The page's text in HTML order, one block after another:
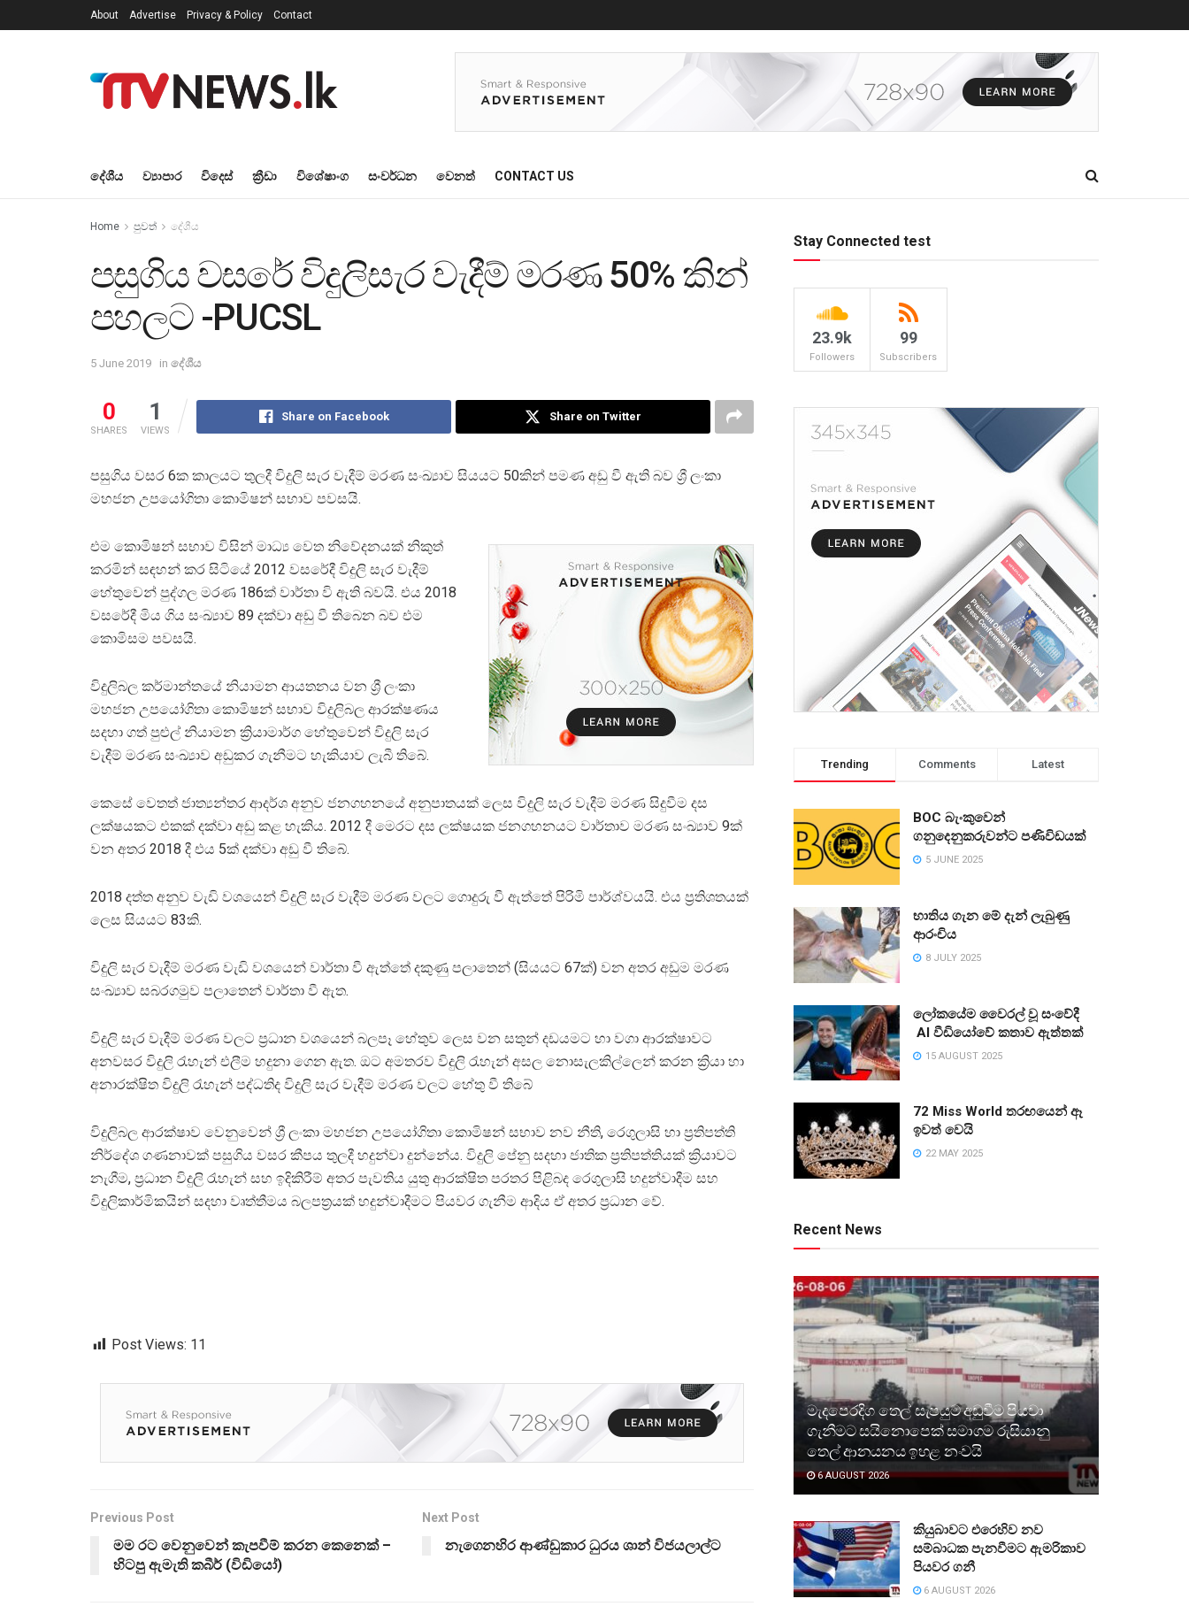
About Advertise Privacy & Policy Contact
දේශීය ව්‍යාපාර විදෙස් ක්‍රීඩා විශේෂාංග සංවර්ධන වෙනත් CONTACT US
Home පුවත් දේශීය
පසුගිය වසරේ විදුලිසැර වැදීම් මරණ 50% කින්
පහලට -PUCSL
5 June 2019 in දේශීය
0
SHARES
1
VIEWS
Share on Facebook Share on Twitter
පසුගිය වසර 6ක කාලයට තුලදී විදුලි සැර වැදීම් මරණ සංඛ්‍යාව සියයට 50කින් පමණ අඩු වී ඇති බව ශ්‍රී ලංකා
මහජන උපයෝගිතා කොමිෂන් සභාව පවසයි.
එම කොමිෂන් සභාව විසින් මාධ්‍ය වෙත නිවේදනයක් නිකුත්
කරමින් සඳහන් කර සිටියේ 2012 වසරේදී විදුලි සැර වැදීම්
හේතුවෙන් පුද්ගල මරණ 186ක් වාර්තා වි ඇති බවයි. එය 2018
වසරේදී මිය ගිය සංඛ්‍යාව 89 දක්වා අඩු වී තිබෙන බව එම
කොමිසම පවසයි.
විදුලිබල කර්මාන්තයේ නියාමන ආයතනය වන ශ්‍රී ලංකා
මහජන උපයෝගිතා කොමිෂන් සභාව විදුලිබල ආරක්ෂණය
සදහා ගත් පුළුල් නියාමන ක්‍රියාමාර්ග හේතුවෙන් විදුලි සැර
වැදීම් මරණ සංඛ්‍යාව අඩුකර ගැනීමට හැකියාව ලැබී තිබේ.
කෙසේ වෙතත් ජාත්‍යන්තර ආදර්ශ අනුව ජනගහනයේ අනුපාතයක් ලෙස විදුලි සැර වැදීම් මරණ සිදුවීම දස
ලක්ෂයකට එකක් දක්වා අඩු කළ හැකිය. 2012 දී මෙරට දස ලක්ෂයක ජනගහනයට වාර්තාව මරණ සංඛ්‍යාව 9ක්
වන අතර 2018 දී එය 5ක් දක්වා අඩු වී තිබේ.
2018 දත්ත අනුව වැඩි වශයෙන් විදුලි සැර වැදීම් මරණ වලට ගොදුරු වී ඇත්තේ පිරිමි පාර්ශ්වයයි. එය ප්‍රතිශතයක්
ලෙස සියයට 83කි.
විදුලි සැර වැදීම් මරණ වැඩි වශයෙන් වාර්තා වී ඇත්තේ දකුණු පලාතෙන් (සියයට 67ක්) වන අතර අඩුම මරණ
සංඛ්‍යාව සබරගමුව පලාතෙන් වාර්තා වී ඇත.
විදුලි සැර වැදීම් මරණ වලට ප්‍රධාන වශයෙන් බලපෑ හේතුව ලෙස වන සතුන් දඩයමට හා වගා ආරක්ෂාවට
අනවසර විදුලි රැහැන් එලීම හදුනා ගෙන ඇත. ඔට අමතරව විදුලි රැහැන් අසල නොසැලකිල්ලෙන් කරන ක්‍රියා හා
අනාරක්ෂිත විදුලි රැහැන් පද්ධතිද විදුලි සැර වැදීම් මරණ වලට හේතු වී තිබේ
විදුලිබල ආරක්ෂාව වෙනුවෙන් ශ්‍රී ලංකා මහජන උපයෝගිතා කොමිෂන් සභාව නව නීති, රෙගුලාසි හා ප්‍රතිපත්ති
නිර්දේශ ගණනාවක් පසුගිය වසර කීපය තුලදී හදුන්වා දුන්නේය. විදුලි පේනු සදහා ජාතික ප්‍රතිපත්තියක් ක්‍රියාවට
නැගීම, ප්‍රධාන විදුලි රැහැන් සහ ඉදිකිරීම් අතර පැවතිය යුතු ආරක්ෂිත පරතර පිළිබද රෙගුලාසි හදුන්වාදීම සහ
විදුලිකාර්මිකයින් සදහා වෘත්තීමය බලපත්‍රයක් හදුන්වාදීමට පියවර ගැනීම ආදිය ඒ අතර ප්‍රධාන වේ.
Post Views: 11
Previous Post
මම රට වෙනුවෙන් කැපවීම් කරන කෙනෙක් –
හිටපු ඇමැති කබීර් (විඩියෝ)
Next Post
නැගෙනහිර ආණ්ඩුකාර ධුරය ශාන් විජයලාල්ට
Stay Connected test
23.9k
Followers
99
Subscribers
Trending Comments Latest
BOC බැංකුවෙන්
ගනුදෙනුකරුවන්ට පණිවිඩයක්
5 JUNE 2025
භාතිය ගැන මේ දැන් ලැබුණු
ආරංචිය
8 JULY 2025
ලෝකයේම වෛරල් වූ සංවේදී
AI වීඩියෝවේ කතාව ඇත්තක්
15 AUGUST 2025
72 Miss World තරඟයෙන් ඈ
ඉවත් වෙයි
22 MAY 2025
Recent News
මැදපෙරදිග තෙල් සැපයුම අඩුවීම පියවා
ගැනීමට සයිනොපෙක් සමාගම රුසියානු
තෙල් ආනයනය ඉහළ නංවයි
6 AUGUST 2026
කියුබාවට එරෙහිව නව
සම්බාධක පැනවීමට ඇමරිකාව
පියවර ගනී
6 AUGUST 2026